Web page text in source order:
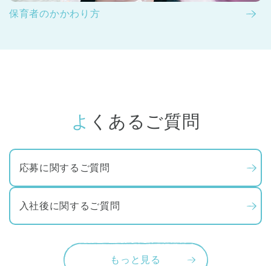
保育者のかかわり方
よくあるご質問
応募に関するご質問
入社後に関するご質問
もっと見る